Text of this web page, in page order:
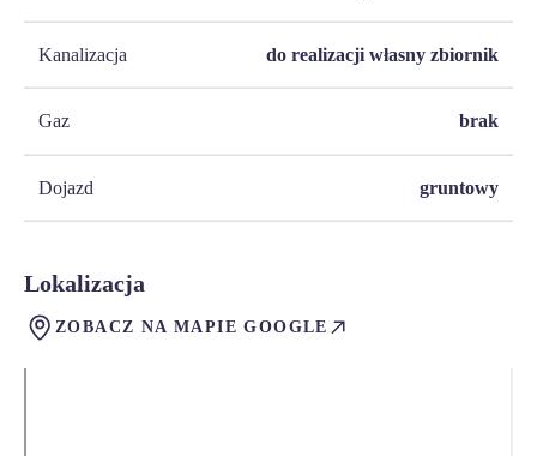
Kanalizacja do realizacji własny zbiornik
Gaz brak
Dojazd gruntowy
Lokalizacja
ZOBACZ NA MAPIE GOOGLE